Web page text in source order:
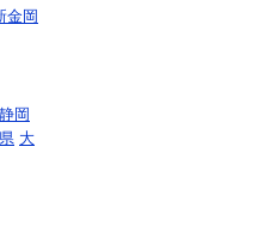
金岡
静岡
大